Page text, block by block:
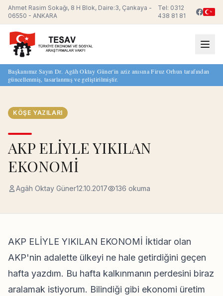
Ahmet Rasim Sokağı, 8 H Blok, Daire:3, Çankaya -
06550 - ANKARA
Tel: 0312
438 81 81
Başkanımız Sayın Dr. Agâh Oktay Güner'in aziz anısına Firuz Orhun tarafından
güncellenmiş, tasarlanmış ve geliştirilmiştir.
KÖŞE YAZILARI
AKP ELİYLE YIKILAN
EKONOMİ
Agâh Oktay Güner12.10.2017 136 okuma
AKP ELİYLE YIKILAN EKONOMİ İktidar olan
AKP'nin adalette ülkeyi ne hale getirdiğini geçen
hafta yazdım. Bu hafta kalkınmanın perdesini biraz
aralamak istiyorum. Bilindiği gibi ekonomi üretim